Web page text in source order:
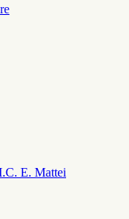
E. Mattei